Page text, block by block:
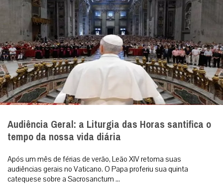
Audiência Geral: a Liturgia das Horas santifica o
tempo da nossa vida diária
Após um mês de férias de verão, Leão XIV retoma suas
audiências gerais no Vaticano. O Papa proferiu sua quinta
catequese sobre a Sacrosanctum ...